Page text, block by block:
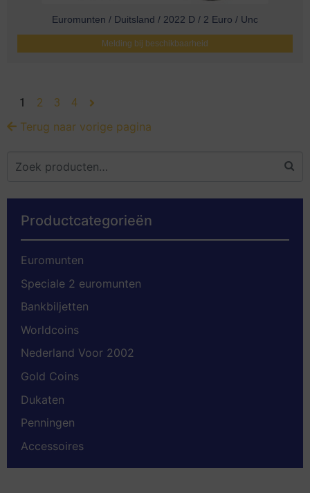
Euromunten / Duitsland / 2022 D / 2 Euro / Unc
Melding bij beschikbaarheid
1 2 3 4
Terug naar vorige pagina
Productcategorieën
Euromunten
Speciale 2 euromunten
Bankbiljetten
Worldcoins
Nederland Voor 2002
Gold Coins
Dukaten
Penningen
Accessoires